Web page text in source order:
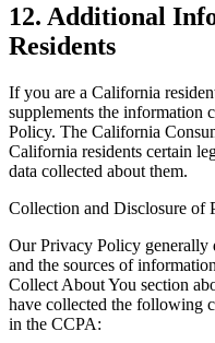
12. Additional
Residents
If you are a California
supplements the information
Policy. The California
California residents certain
data collected about them.
Collection and Disclosure of
Our Privacy Policy generally
and the sources of
Collect About You section
have collected the following
in the CCPA: